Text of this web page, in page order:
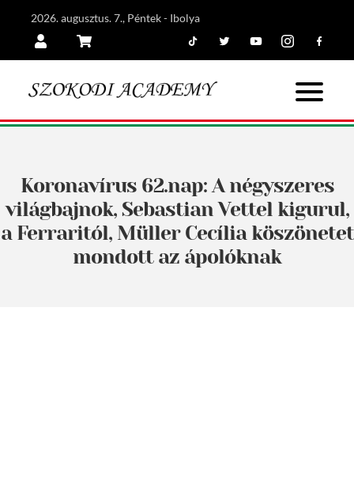
2026. augusztus. 7., Péntek - Ibolya
Koronavírus 62.nap: A négyszeres
világbajnok, Sebastian Vettel kigurul,
a Ferraritól, Müller Cecília köszönetet
mondott az ápolóknak